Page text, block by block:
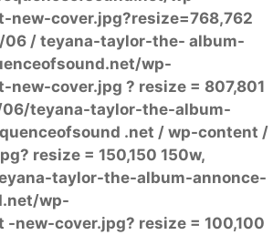
cover.jpg?resize=768,762
/ teyana-taylor-the- album-
wp-
cover.jpg ? resize = 807,801
teyana-taylor-the-album-
.net / wp-content /
resize = 150,150 150w,
taylor-the-album-annonce-
wp-
cover.jpg? resize = 100,100